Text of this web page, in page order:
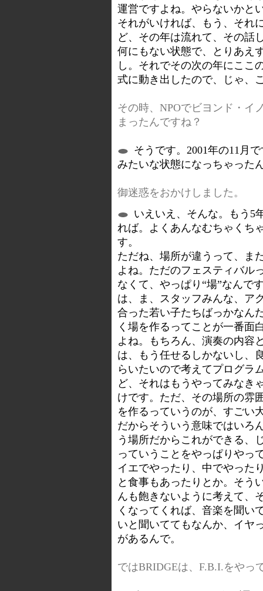
運営ですよね。やらないかと
それがいければ、もう、それ
ど、その年は流れて、その話
何にもない状態で、とりあえ
し。それでその次の年にここ
式に動き出したので、じゃ、
その時、NPOでビヨンド・イ
まったんですね？
そうです。2001年の11月
みたいな状態になっちゃった
御迷惑をおかけしました。
いえいえ、そんな。もう5
れば。よくあんなむちゃくち
す。
ただね、場所が違うって、ま
よね。ただのフェスティバル
なくて、やっぱり“場”なんで
は、ま、スタッフみんな、ア
合った若い子たちばっかなん
く場を作るってことが一番面
よね。もちろん、演奏の内容
は、もう任せるしかないし、
らいたいので考えてプログラ
ど、それはもうやってみなき
けです。ただ、その場所の雰
を作るっていうのが、すごい
だからそういう意味ではいろ
う場所だからこれができる、
っていうことをやっぱりやっ
イエでやったり、中でやった
と食事もあったりとか。そう
んも飽きないように考えて、
くなってくれば、音楽を聞い
いと聞いててもなんか、イヤ
があるんで。
ではBRIDGEは、F.B.I.をやっ